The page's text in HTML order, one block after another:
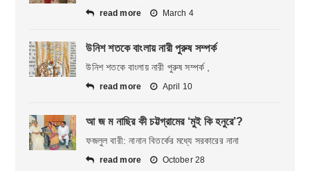
read more March 4
উনিশ শতকে বাংলায় নারী পুরুষ সম্পর্ক
উনিশ শতকে বাংলায় নারী পুরুষ সম্পর্ক ,
read more April 10
আ জ ম নাছির কী চট্টগ্রামের ‘মুই কি হনুরে’?
ফজলুল বারী: নানান বিতর্কের মধ্যে সরকারের নানা
read more October 28